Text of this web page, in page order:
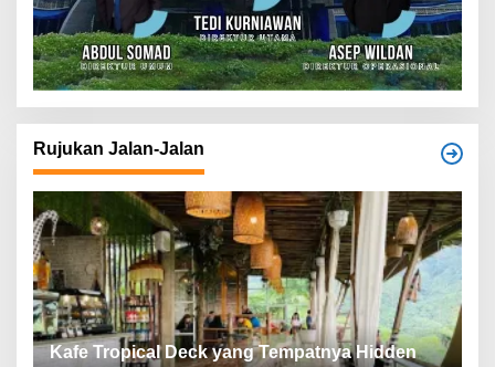
Rujukan Jalan-Jalan
Kafe Tropical Deck yang Tempatnya Hidden